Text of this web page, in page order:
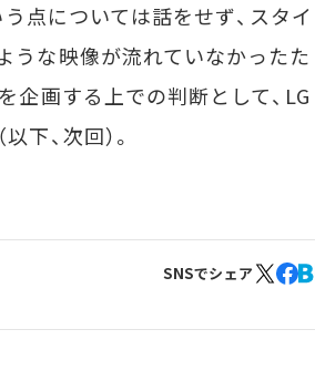
点については話をせず、スタイ
うな映像が流れていなかったた
企画する上での判断として、LG
、次回）。
SNSでシェア